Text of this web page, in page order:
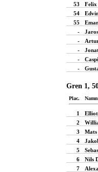
53
Felix
54
55
-
-
-
-
-
Gren 1,
Plac. Namn
1 Elliot
2
3
Mats
4
5
6
Nils
7